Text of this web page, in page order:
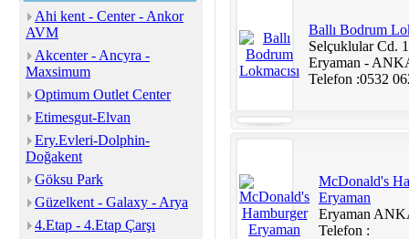
Ahi kent - Center - Ankor
AVM
Akcenter - Ancyra -
Maxsimum
Optimum Outlet Center
Etimesgut-Elvan
Ery.Evleri-Dolphin-
Doğakent
Göksu Park
Güzelkent - Galaxy - Arya
4.Etap - 4.Etap Çarşı
Ballı Bodrum
Selçuklular Cd.
Eryaman -
Telefon :0532
McDonald's
Eryaman
Eryaman
Telefon :